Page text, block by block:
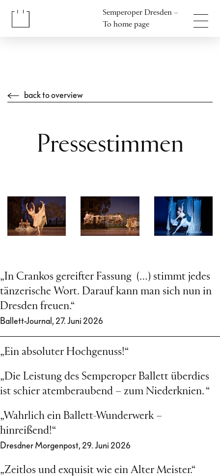
Semperoper Dresden –
To home page
back to overview
Pressestimmen
„In Crankos gereifter Fassung (…) stimmt jedes
tänzerische Wort. Darauf kann man sich nun in
Dresden freuen.“
Ballett-Journal, 27. Juni 2026
„Ein absoluter Hochgenuss!“
„Die Leistung des Semperoper Ballett überdies
ist schier atemberaubend – zum Niederknien. “
„Wahrlich ein Ballett-Wunderwerk –
hinreißend!“
Dresdner Morgenpost, 29. Juni 2026
„Zeitlos und exquisit wie ein Alter Meister.“